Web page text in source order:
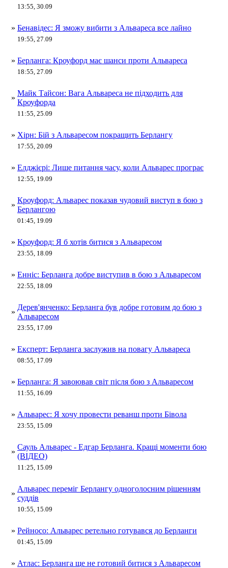
13:55, 30.09
» Бенавідес: Я зможу вибити з Альвареса все лайно
19:55, 27.09
» Берланга: Кроуфорд має шанси проти Альвареса
18:55, 27.09
»
Майк Тайсон: Вага Альвареса не підходить для
Кроуфорда
11:55, 25.09
» Хірн: Бій з Альваресом покращить Берлангу
17:55, 20.09
» Елджієрі: Лише питання часу, коли Альварес програє
12:55, 19.09
»
Кроуфорд: Альварес показав чудовий виступ в бою з
Берлангою
01:45, 19.09
» Кроуфорд: Я б хотів битися з Альваресом
23:55, 18.09
» Енніс: Берланга добре виступив в бою з Альваресом
22:55, 18.09
»
Дерев'янченко: Берланга був добре готовим до бою з
Альваресом
23:55, 17.09
» Експерт: Берланга заслужив на повагу Альвареса
08:55, 17.09
» Берланга: Я завоював світ після бою з Альваресом
11:55, 16.09
» Альварес: Я хочу провести реванш проти Бівола
23:55, 15.09
»
Сауль Альварес - Едгар Берланга. Кращі моменти бою
(ВІДЕО)
11:25, 15.09
»
Альварес переміг Берлангу одноголосним рішенням
суддів
10:55, 15.09
» Рейносо: Альварес ретельно готувався до Берланги
01:45, 15.09
» Атлас: Берланга ще не готовий битися з Альваресом